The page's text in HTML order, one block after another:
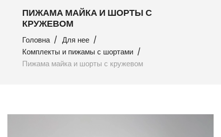
ПИЖАМА МАЙКА И ШОРТЫ С
КРУЖЕВОМ
Головна
Для нее
Комплекты и пижамы с шортами
Пижама майка и шорты с кружевом